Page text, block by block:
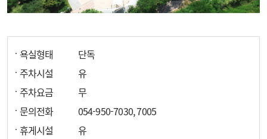
욕실형태
단독
주차시설
유
주차요금
무
문의전화
054-950-7030, 7005
휴게시설
유